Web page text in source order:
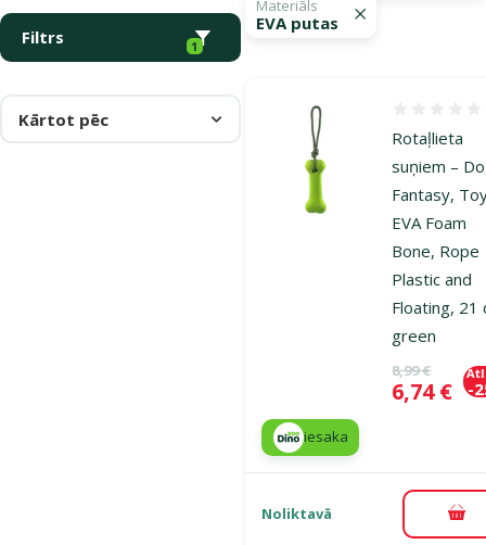
Filtrs 1
Materiāls
EVA putas
Kārtot pēc
Rotaļlieta
suņiem –
Fantasy,
EVA Foam
Bone, Rope
Plastic and
Floating, 21
green
Oriģinālā
8,99 €
Cena
6,74 € -
iesaka
Noliktavā